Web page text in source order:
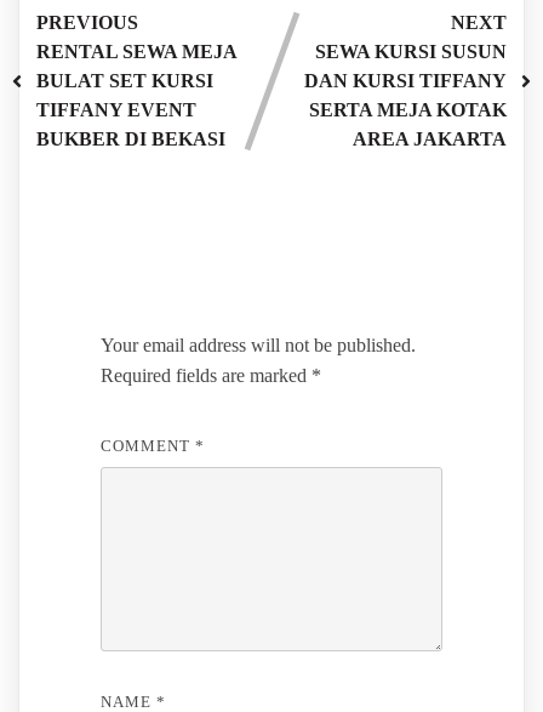
PREVIOUS
RENTAL SEWA MEJA
BULAT SET KURSI
TIFFANY EVENT
BUKBER DI BEKASI
NEXT
SEWA KURSI SUSUN
DAN KURSI TIFFANY
SERTA MEJA KOTAK
AREA JAKARTA
Your email address will not be published.
Required fields are marked *
COMMENT *
NAME *